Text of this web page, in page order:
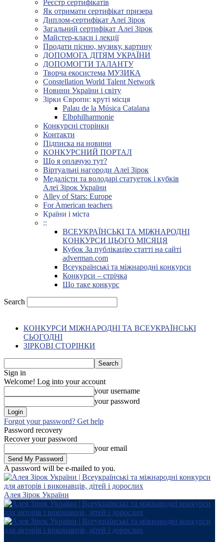
Реєстр сертифікатів
Як отримати сертифікат призера
Диплом-сертифікат Алеї Зірок
Загальний сертифікат Алеї Зірок
Майстер-класи і лекції
Продати пісню, музику, картину
ДОПОМОГА ДІТЯМ УКРАЇНИ
ДОПОМОГТИ ТАЛАНТУ
Творча екосистема МУЗИКА
Constellation World Talent Network
Новини України і світу
Зірки Європи: круті місця
Palau de la Música Catalana
Elbphilharmonie
Конкурсні сторінки
Контакти
Підписка на новини
КОНКУРСНИЙ ПОРТАЛ
Що я оплачую тут?
Віртуальні нагороди Алеї Зірок
Медалісти та володарі статуеток і кубків
Алеї Зірок України
Alley of Stars: Europe
For American teachers
Країни і міста
::
ВСЕУКРАЇНСЬКІ ТА МІЖНАРОДНІ
КОНКУРСИ ЦЬОГО МІСЯЦЯ
Кубок За публікацію статті на сайті
adverman.com
Всеукраїнські та міжнародні конкурси
Конкурси – стрічка
Що таке конкурс
Search
КОНКУРСИ МІЖНАРОДНІ ТА ВСЕУКРАЇНСЬКІ
СЬОГОДНІ
ЗІРКОВІ СТОРІНКИ
Sign in
Welcome! Log into your account
your username
your password
Forgot your password? Get help
Password recovery
Recover your password
your email
A password will be e-mailed to you.
Алея Зірок України